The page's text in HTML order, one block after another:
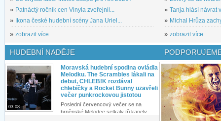
» Patnáctý ročník cen Vinyla zveřejnil...
»
Ikona české hudební scény Jana Uriel...
» zobrazit více...
» Tanja hlásí návrat
» Michal Hrůza
» zobrazit více...
HUDEBNÍ NADĚJE
03.08.
Moravská hudební spodina ovládla
Melodku. The Scrambles lákali na
debut, CHLEB!K rozdával
chlebíčky a Rocket Bunny uzavřeli
večer punkrockovou jistotou
Poslední červencový večer se na
brněnské Melodce setkaly tři kapely...